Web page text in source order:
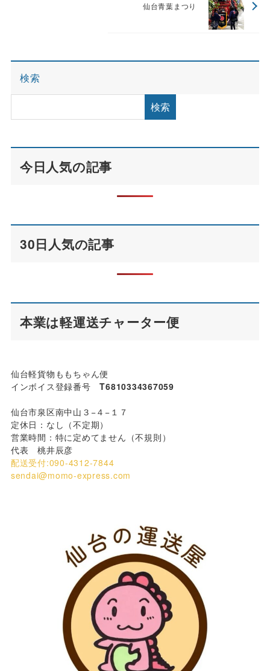
仙台青葉まつり
検索
検索
今日人気の記事
30日人気の記事
本業は軽運送チャーター便
仙台軽貨物ももちゃん便
インボイス登録番号T6810334367059
仙台市泉区南中山３−４−１７
定休日：なし（不定期）
営業時間：特に定めてません（不規則）
代表 桃井辰彦
配送受付:090-4312-7844
sendai@momo-express.com